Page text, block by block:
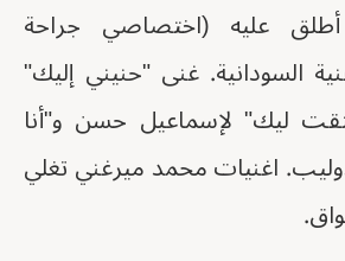
عليه (اختصاصي جراحة
السودانية. غنى "حنيني إليك"
ليك" لإسماعيل حسن و"أنا
اغنيات محمد ميرغني تغلي